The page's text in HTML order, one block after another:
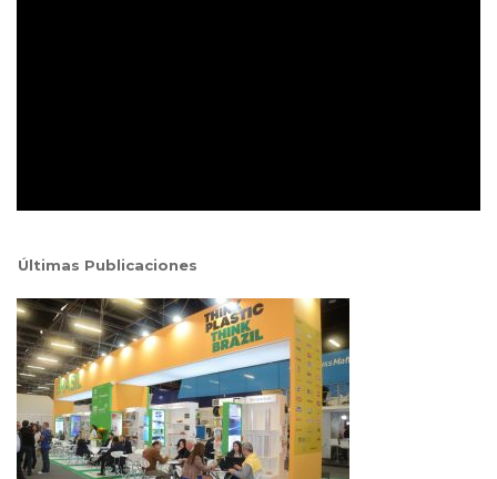
Últimas Publicaciones